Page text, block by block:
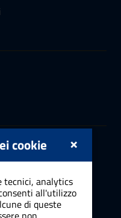
×
cookie
tecnici, analytics
all'utilizzo
di queste